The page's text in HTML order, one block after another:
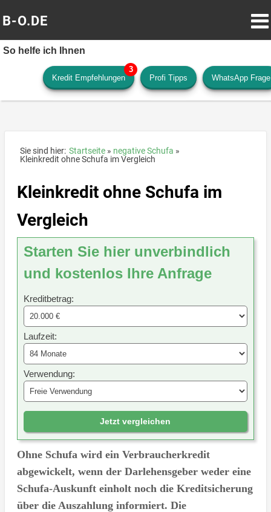
B-O.DE
So helfe ich Ihnen
Kredit Empfehlungen Profi Tipps WhatsApp Frage
Sie sind hier: Startseite
negative Schufa
Kleinkredit ohne Schufa im Vergleich
Kleinkredit ohne Schufa im
Vergleich
Starten Sie hier unverbindlich
und kostenlos Ihre Anfrage
Kreditbetrag:
Laufzeit:
Verwendung:
Jetzt vergleichen
Ohne Schufa wird ein Verbraucherkredit
abgewickelt, wenn der Darlehensgeber weder eine
Schufa-Auskunft einholt noch die Kreditsicherung
über die Auszahlung informiert. Die